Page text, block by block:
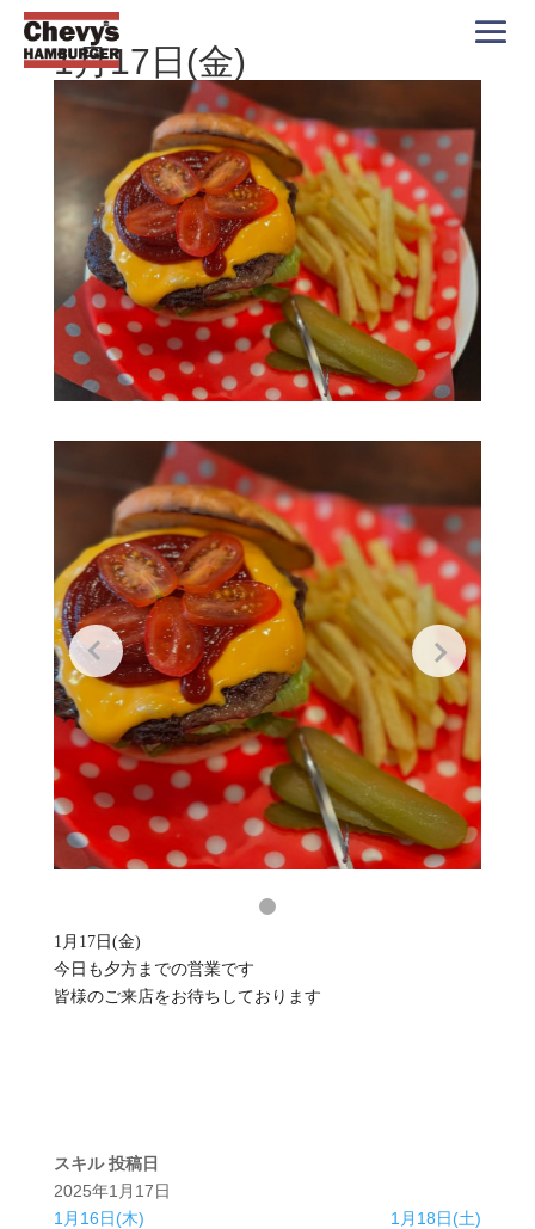
1月17日(金)
1月17日(金)
今日も夕方までの営業です
皆様のご来店をお待ちしております
スキル 投稿日
2025年1月17日
1月16日(木)
1月18日(土)